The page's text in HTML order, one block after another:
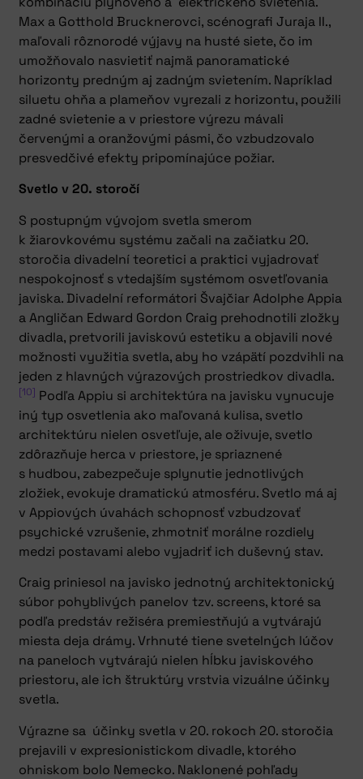
Max a Gotthold Brucknerovci, scénografi Juraja II.,
maľovali rôznorodé výjavy na husté siete, čo im
umožňovalo nasvietiť najmä panoramatické
horizonty predným aj zadným svietením. Napríklad
siluetu ohňa a plameňov vyrezali z horizontu, použili
zadné svietenie a v priestore výrezu mávali
červenými a oranžovými pásmi, čo vzbudzovalo
presvedčivé efekty pripomínajúce požiar.
Svetlo v 20. storočí
S postupným vývojom svetla smerom
k žiarovkovému systému začali na začiatku 20.
storočia divadelní teoretici a praktici vyjadrovať
nespokojnosť s vtedajším systémom osvetľovania
javiska. Divadelní reformátori Švajčiar Adolphe Appia
a Angličan Edward Gordon Craig prehodnotili zložky
divadla, pretvorili javiskovú estetiku a objavili nové
možnosti využitia svetla, aby ho vzápätí pozdvihli na
jeden z hlavných výrazových prostriedkov divadla.
[10] Podľa Appiu si architektúra na javisku vynucuje
iný typ osvetlenia ako maľovaná kulisa, svetlo
architektúru nielen osvetľuje, ale oživuje, svetlo
zdôrazňuje herca v priestore, je spriaznené
s hudbou, zabezpečuje splynutie jednotlivých
zložiek, evokuje dramatickú atmosféru. Svetlo má aj
v Appiových úvahách schopnosť vzbudzovať
psychické vzrušenie, zhmotniť morálne rozdiely
medzi postavami alebo vyjadriť ich duševný stav.
Craig priniesol na javisko jednotný architektonický
súbor pohyblivých panelov tzv. screens, ktoré sa
podľa predstáv režiséra premiestňujú a vytvárajú
miesta deja drámy. Vrhnuté tiene svetelných lúčov
na paneloch vytvárajú nielen hĺbku javiskového
priestoru, ale ich štruktúry vrstvia vizuálne účinky
svetla.
Výrazne sa účinky svetla v 20. rokoch 20. storočia
prejavili v expresionistickom divadle, ktorého
ohniskom bolo Nemecko. Naklonené pohľady